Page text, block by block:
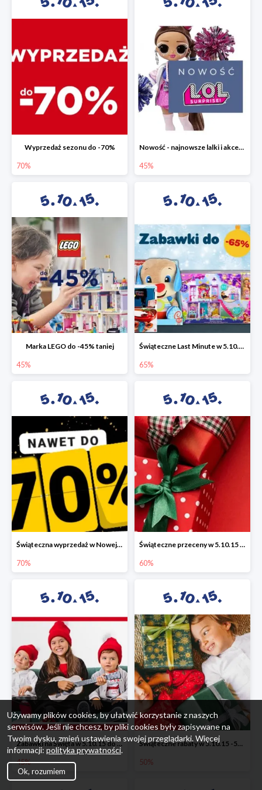
Wyprzedaż sezonu do -70%
70%
Nowość - najnowsze lalki i akcesoria L.O.L. w 5.10.15 do -45%
45%
Marka LEGO do -45% taniej
45%
Świąteczne Last Minute w 5.10.15 - zabawki do -65%
65%
Świąteczna wyprzedaż w Nowej Erze - National Geographic Learning -70%
70%
Świąteczne przeceny w 5.10.15 - wszystkie ubrania -60%
60%
Zabawki na Święta w 5.10.15 do -45%
45%
Świąteczne rabaty w 5.10.15 -50%
50%
Używamy plików cookies, by ułatwić korzystanie z naszych
serwisów. Jeśli nie chcesz, by pliki cookies były zapisywane na
Twoim dysku, zmień ustawienia swojej przeglądarki. Więcej
informacji: polityka prywatności.
Ok, rozumiem